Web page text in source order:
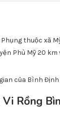
thuộc xã
Phù Mỹ 20
Rồng